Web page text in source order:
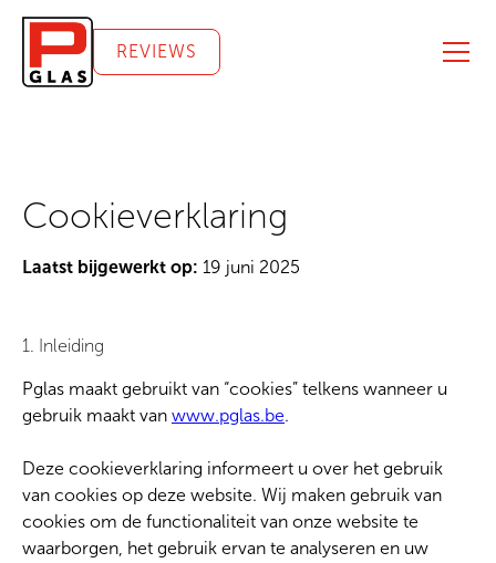
REVIEWS
Cookieverklaring
Laatst bijgewerkt op: 19 juni 2025
1. Inleiding
Pglas maakt gebruikt van “cookies” telkens wanneer u
gebruik maakt van www.pglas.be.
Deze cookieverklaring informeert u over het gebruik
van cookies op deze website. Wij maken gebruik van
cookies om de functionaliteit van onze website te
waarborgen, het gebruik ervan te analyseren en uw